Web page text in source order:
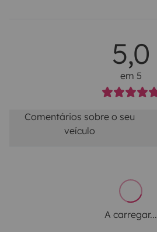
5,0
em 5
Comentários sobre o seu
veículo
A carregar...